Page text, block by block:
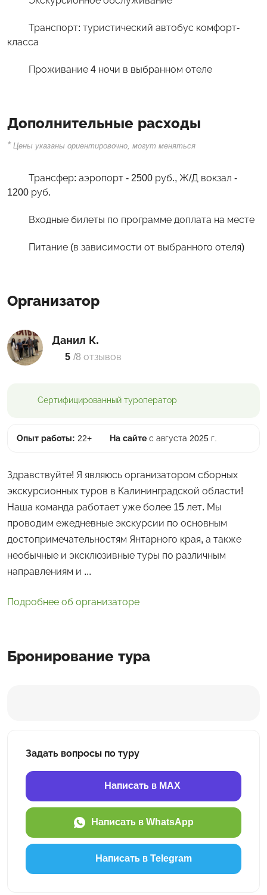
Транспорт: туристический автобус комфорт-
класса
Проживание 4 ночи в выбранном отеле
Дополнительные расходы
* Цены указаны ориентировочно, могут меняться
Трансфер: аэропорт - 2500 руб., Ж/Д вокзал -
1200 руб.
Входные билеты по программе доплата на месте
Питание (в зависимости от выбранного отеля)
Организатор
Данил К.
5 /8 отзывов
Сертифицированный туроператор
Опыт работы: 22+ На сайте с августа 2025 г.
Здравствуйте! Я являюсь организатором сборных
экскурсионных туров в Калининградской области!
Наша команда работает уже более 15 лет. Мы
проводим ежедневные экскурсии по основным
достопримечательностям Янтарного края, а также
необычные и эксклюзивные туры по различным
направлениям и ...
Подробнее об организаторе
Бронирование тура
Задать вопросы по туру
Написать в MAX
Написать в WhatsApp
Написать в Telegram